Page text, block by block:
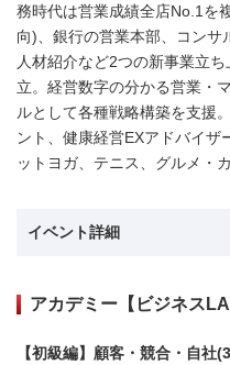
務時代は営業成績全店No.1を
向)、銀行の営業本部、コンサ
人材紹介など2つの新事業立
立。経営数字の分かる営業・
ルとして各種戦略構築を支援
ント、健康経営EXアドバイ
ットヨガ、テニス、グルメ・
イベント詳細
アカデミー【ビジネス
【初級編】顧客・競合・自社